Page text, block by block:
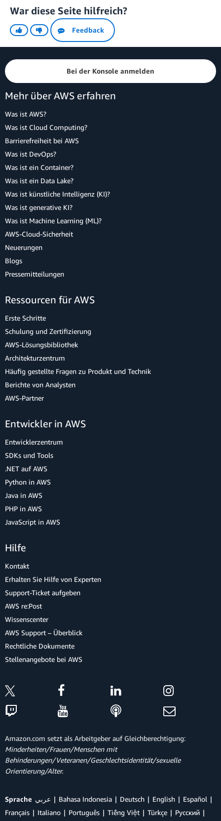
War diese Seite hilfreich?
Feedback
Bei der Konsole anmelden
Mehr über AWS erfahren
Was ist AWS?
Was ist Cloud Computing?
Barrierefreiheit bei AWS
Was ist DevOps?
Was ist ein Container?
Was ist ein Data Lake?
Was ist künstliche Intelligenz (KI)?
Was ist generative KI?
Was ist Machine Learning (ML)?
AWS-Cloud-Sicherheit
Neuerungen
Blogs
Pressemitteilungen
Ressourcen für AWS
Erste Schritte
Schulung und Zertifizierung
AWS-Lösungsbibliothek
Architekturzentrum
Häufig gestellte Fragen zu Produkt und Technik
Berichte von Analysten
AWS-Partner
Entwickler in AWS
Entwicklerzentrum
SDKs und Tools
.NET auf AWS
Python in AWS
Java in AWS
PHP in AWS
JavaScript in AWS
Hilfe
Kontakt
Erhalten Sie Hilfe von Experten
Support-Ticket aufgeben
AWS re:Post
Wissenscenter
AWS Support – Überblick
Rechtliche Dokumente
Stellenangebote bei AWS
Amazon.com setzt als Arbeitgeber auf Gleichberechtigung:
Minderheiten/Frauen/Menschen mit
Behinderungen/Veteranen/Geschlechtsidentität/sexuelle
Orientierung/Alter.
Sprache عربي Bahasa Indonesia Deutsch English
Español
Français
Italiano Português Tiếng Việt Türkçe Ρусский